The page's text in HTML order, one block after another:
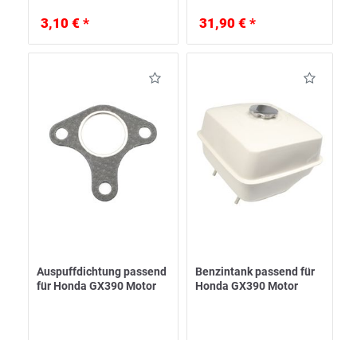
3,10 € * 31,90 € *
Auspuffdichtung passend
für Honda GX390 Motor
Benzintank passend für
Honda GX390 Motor